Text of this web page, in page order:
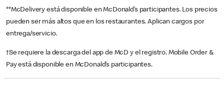
**McDelivery está disponible en McDonald’s participantes. Los precios
pueden ser más altos que en los restaurantes. Aplican cargos por
entrega/servicio.
†Se requiere la descarga del app de McD y el registro. Mobile Order &
Pay está disponible en McDonald’s participantes.